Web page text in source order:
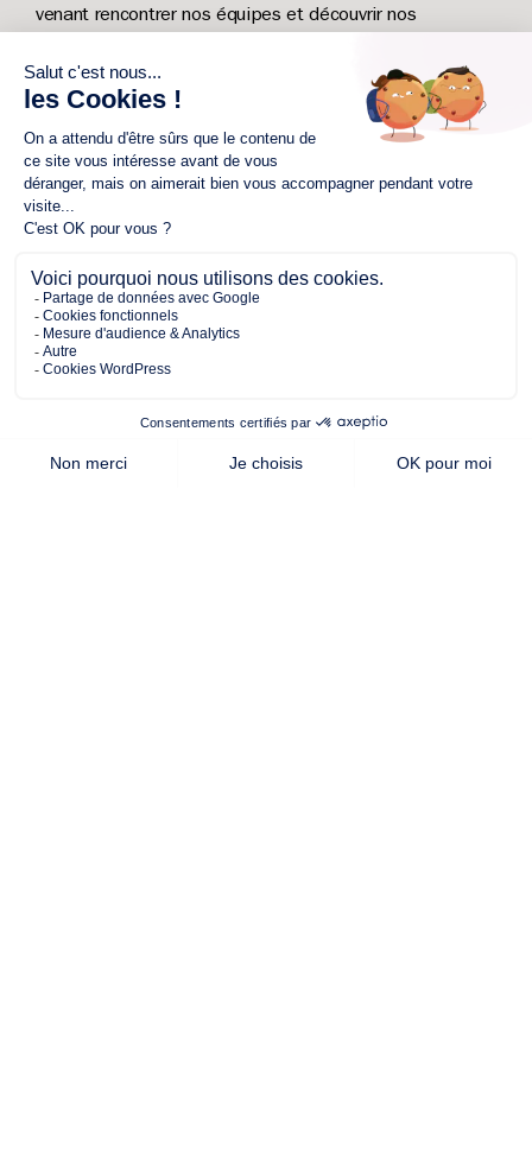
venant rencontrer nos équipes et découvrir nos
Nos équipes vous accueillent à
etCholetpour
vous conseiller et donner vie à vos projets.